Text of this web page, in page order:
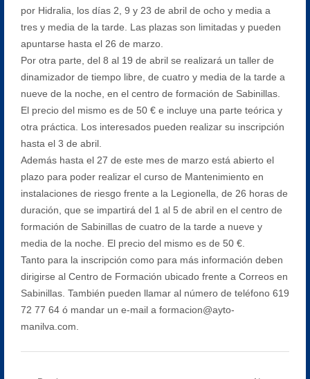
por Hidralia, los días 2, 9 y 23 de abril de ocho y media a
tres y media de la tarde. Las plazas son limitadas y pueden
apuntarse hasta el 26 de marzo.
Por otra parte, del 8 al 19 de abril se realizará un taller de
dinamizador de tiempo libre, de cuatro y media de la tarde a
nueve de la noche, en el centro de formación de Sabinillas.
El precio del mismo es de 50 € e incluye una parte teórica y
otra práctica. Los interesados pueden realizar su inscripción
hasta el 3 de abril.
Además hasta el 27 de este mes de marzo está abierto el
plazo para poder realizar el curso de Mantenimiento en
instalaciones de riesgo frente a la Legionella, de 26 horas de
duración, que se impartirá del 1 al 5 de abril en el centro de
formación de Sabinillas de cuatro de la tarde a nueve y
media de la noche. El precio del mismo es de 50 €.
Tanto para la inscripción como para más información deben
dirigirse al Centro de Formación ubicado frente a Correos en
Sabinillas. También pueden llamar al número de teléfono 619
72 77 64 ó mandar un e-mail a formacion@ayto-
manilva.com.